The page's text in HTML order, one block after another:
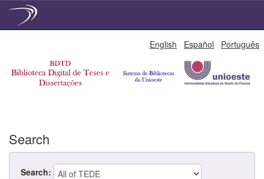
English Español Português
Search
Search: